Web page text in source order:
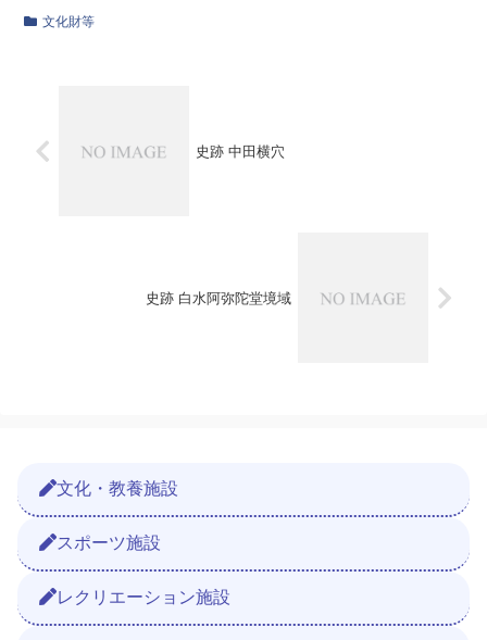
文化財等
史跡 中田横穴
史跡 白水阿弥陀堂境域
文化・教養施設
スポーツ施設
レクリエーション施設